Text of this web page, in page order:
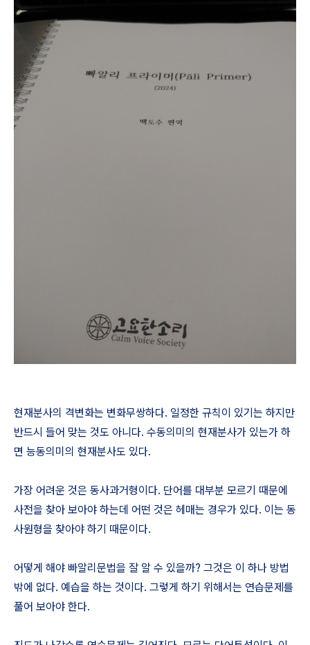
현재분사의 격변화는 변화무쌍하다. 일정한 규칙이 있기는 하지만
반드시 들어 맞는 것도 아니다. 수동의미의 현재분사가 있는가 하
면 능동의미의 현재분사도 있다.
가장 어려운 것은 동사과거형이다. 단어를 대부분 모르기 때문에
사전을 찾아 보아야 하는데 어떤 것은 헤매는 경우가 있다. 이는 동
사원형을 찾아야 하기 때문이다.
어떻게 해야 빠알리문법을 잘 알 수 있을까? 그것은 이 하나 방법
밖에 없다. 예습을 하는 것이다. 그렇게 하기 위해서는 연습문제를
풀어 보아야 한다.